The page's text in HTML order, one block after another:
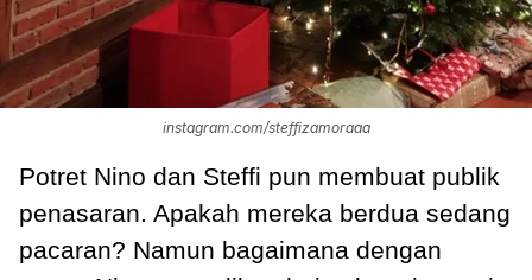
instagram.com/steffizamoraaa
Potret Nino dan Steffi pun membuat publik
penasaran. Apakah mereka berdua sedang
pacaran? Namun bagaimana dengan